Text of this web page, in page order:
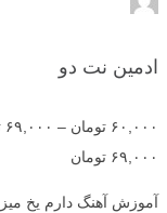
ادمین نت دو
۶۰,۰۰۰ تومان – ۶۹,۰۰۰
۶۹,۰۰۰ تومان